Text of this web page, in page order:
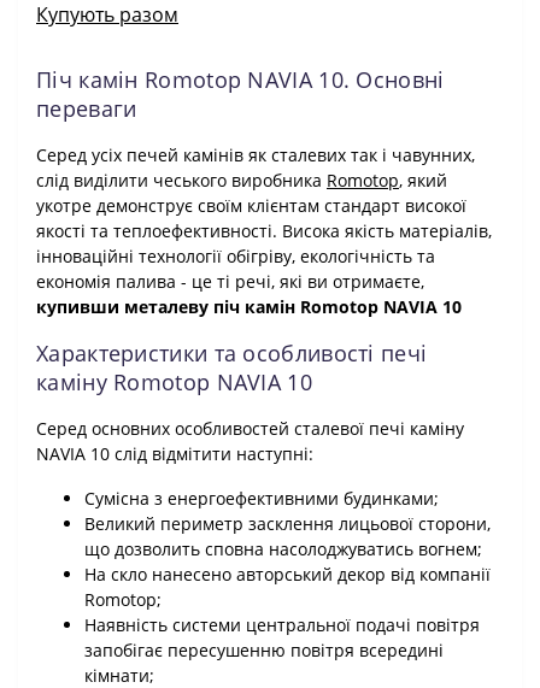
Купують разом
Піч камін Romotop NAVIA 10. Основні
переваги
Серед усіх печей камінів як сталевих так і чавунних,
слід виділити чеського виробника Romotop, який
укотре демонструє своїм клієнтам стандарт високої
якості та теплоефективності. Висока якість матеріалів,
інноваційні технології обігріву, екологічність та
економія палива - це ті речі, які ви отримаєте,
купивши металеву піч камін Romotop NAVIA 10
Характеристики та особливості печі
каміну Romotop NAVIA 10
Серед основних особливостей сталевої печі каміну
NAVIA 10 слід відмітити наступні:
Сумісна з енергоефективними будинками;
Великий периметр засклення лицьової сторони,
що дозволить сповна насолоджуватись вогнем;
На скло нанесено авторський декор від компанії
Romotop;
Наявність системи центральної подачі повітря
запобігає пересушенню повітря всередині
кімнати;